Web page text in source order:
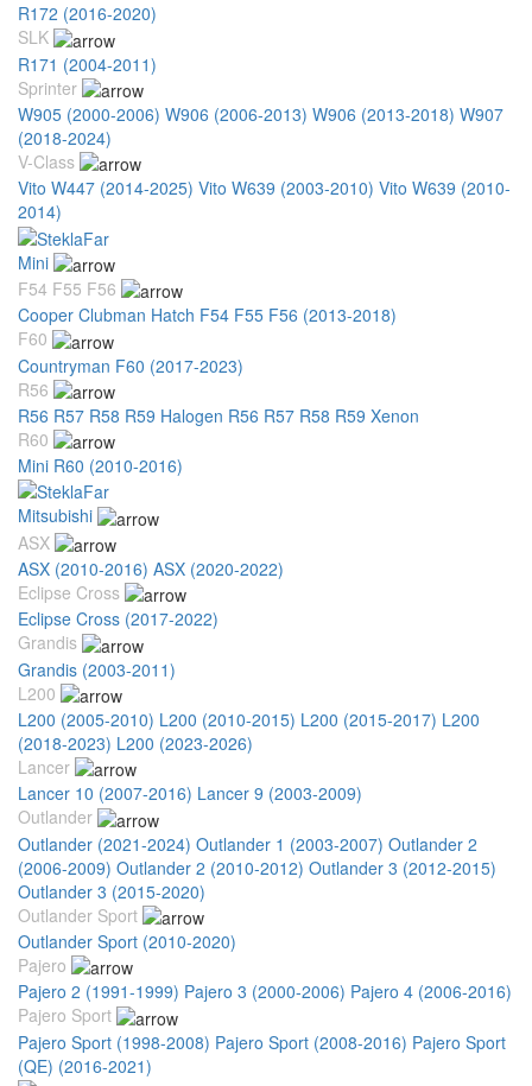
R172 (2016-2020)
SLK
R171 (2004-2011)
Sprinter
W905 (2000-2006) W906 (2006-2013) W906 (2013-2018) W907
(2018-2024)
V-Class
Vito W447 (2014-2025) Vito W639 (2003-2010) Vito W639 (2010-
2014)
Mini
F54 F55 F56
Cooper Clubman Hatch F54 F55 F56 (2013-2018)
F60
Countryman F60 (2017-2023)
R56
R56 R57 R58 R59 Halogen R56 R57 R58 R59 Xenon
R60
Mini R60 (2010-2016)
Mitsubishi
ASX
ASX (2010-2016) ASX (2020-2022)
Eclipse Cross
Eclipse Cross (2017-2022)
Grandis
Grandis (2003-2011)
L200
L200 (2005-2010) L200 (2010-2015) L200 (2015-2017) L200
(2018-2023) L200 (2023-2026)
Lancer
Lancer 10 (2007-2016) Lancer 9 (2003-2009)
Outlander
Outlander (2021-2024) Outlander 1 (2003-2007) Outlander 2
(2006-2009) Outlander 2 (2010-2012) Outlander 3 (2012-2015)
Outlander 3 (2015-2020)
Outlander Sport
Outlander Sport (2010-2020)
Pajero
Pajero 2 (1991-1999) Pajero 3 (2000-2006) Pajero 4 (2006-2016)
Pajero Sport
Pajero Sport (1998-2008) Pajero Sport (2008-2016) Pajero Sport
(QE) (2016-2021)